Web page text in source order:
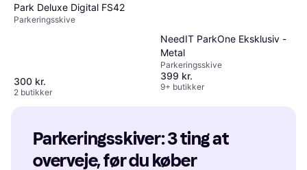
Park Deluxe Digital FS42
Parkeringsskive
300 kr.
2 butikker
NeedIT ParkOne Eksklusiv -
Metal
Parkeringsskive
399 kr.
9+ butikker
Parkeringsskiver: 3 ting at
overveje, før du køber